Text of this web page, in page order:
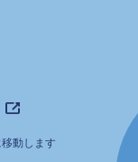
動します